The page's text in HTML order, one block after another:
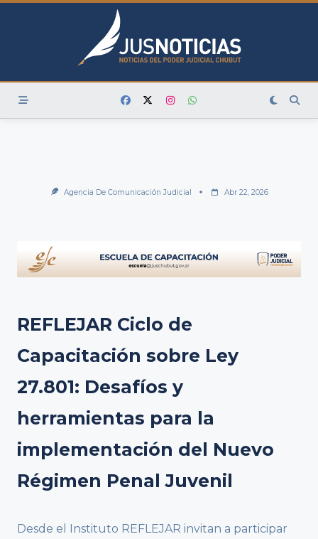
Skip
Agencia De Comunicación Judicial Abr 22, 2026
REFLEJAR Ciclo de
Capacitación sobre Ley
27.801: Desafíos y
herramientas para la
implementación del Nuevo
Régimen Penal Juvenil
Desde el Instituto REFLEJAR invitan a participar